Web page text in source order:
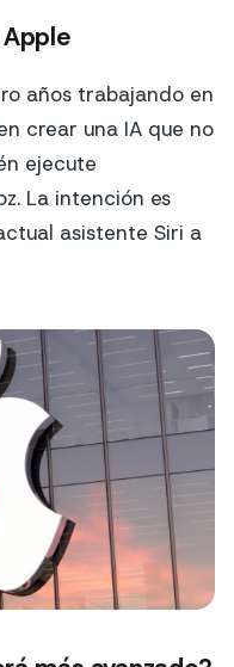
años trabajando en
crear una IA que no
ejecute
La intención es
asistente Siri a